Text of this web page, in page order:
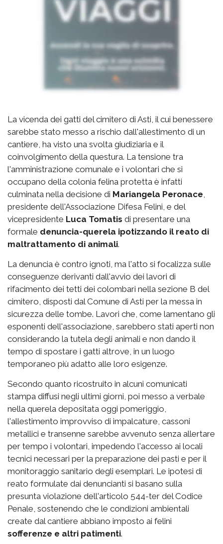
La vicenda dei gatti del cimitero di Asti, il cui benessere
sarebbe stato messo a rischio dall'allestimento di un
cantiere, ha visto una svolta giudiziaria e il
coinvolgimento della questura. La tensione tra
l'amministrazione comunale e i volontari che si
occupano della colonia felina protetta è infatti
culminata nella decisione di Mariangela Peronace,
presidente dell'Associazione Difesa Felini, e del
vicepresidente Luca Tomatis di presentare una
formale denuncia-querela ipotizzando il reato di
maltrattamento di animali.
La denuncia è contro ignoti, ma l'atto si focalizza sulle
conseguenze derivanti dall'avvio dei lavori di
rifacimento dei tetti dei colombari nella sezione B del
cimitero, disposti dal Comune di Asti per la messa in
sicurezza delle tombe. Lavori che, come lamentano gli
esponenti dell'associazione, sarebbero stati aperti non
considerando la tutela degli animali e non dando il
tempo di spostare i gatti altrove, in un luogo
temporaneo più adatto alle loro esigenze.
Secondo quanto ricostruito in alcuni comunicati
stampa diffusi negli ultimi giorni, poi messo a verbale
nella querela depositata oggi pomeriggio,
l'allestimento improvviso di impalcature, cassoni
metallici e transenne sarebbe avvenuto senza allertare
per tempo i volontari, impedendo l'accesso ai locali
tecnici necessari per la preparazione dei pasti e per il
monitoraggio sanitario degli esemplari. Le ipotesi di
reato formulate dai denuncianti si basano sulla
presunta violazione dell'articolo 544-ter del Codice
Penale, sostenendo che le condizioni ambientali
create dal cantiere abbiano imposto ai felini
sofferenze e altri patimenti.